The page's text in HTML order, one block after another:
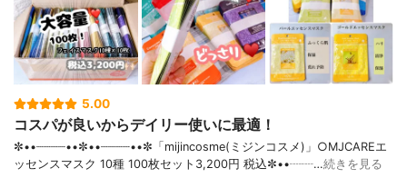
5.00
コスパが良いからデイリー使いに最適！
✼••┈┈┈┈••✼••┈┈┈┈••✼「mijincosme(ミジンコスメ)」○MJCAREエ
ッセンスマスク 10種 100枚セット3,200円 税込✼••┈┈…続きを見る